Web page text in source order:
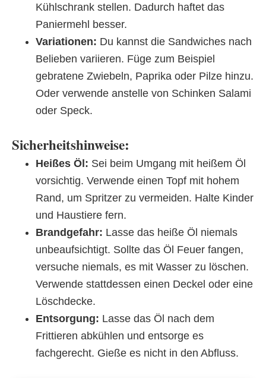
Kühlschrank stellen. Dadurch haftet das
Paniermehl besser.
Variationen: Du kannst die Sandwiches nach
Belieben variieren. Füge zum Beispiel
gebratene Zwiebeln, Paprika oder Pilze hinzu.
Oder verwende anstelle von Schinken Salami
oder Speck.
Sicherheitshinweise:
Heißes Öl: Sei beim Umgang mit heißem Öl
vorsichtig. Verwende einen Topf mit hohem
Rand, um Spritzer zu vermeiden. Halte Kinder
und Haustiere fern.
Brandgefahr: Lasse das heiße Öl niemals
unbeaufsichtigt. Sollte das Öl Feuer fangen,
versuche niemals, es mit Wasser zu löschen.
Verwende stattdessen einen Deckel oder eine
Löschdecke.
Entsorgung: Lasse das Öl nach dem
Frittieren abkühlen und entsorge es
fachgerecht. Gieße es nicht in den Abfluss.